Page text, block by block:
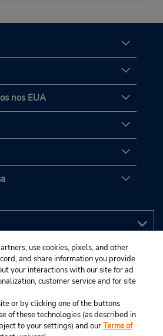
nos EUA
use cookies, pixels, and other
and share information you provide
your interactions with our site for ad
customer service and for site
or by clicking one of the buttons
of these technologies (as described in
to your settings) and ourTerms of